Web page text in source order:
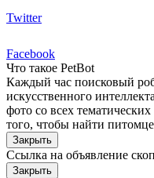
Twitter
Facebook
Что такое PetBot
Каждый час поисковый
искусственного
фото со всех
того, чтобы найти
Закрыть
Ссылка на объявление
Закрыть